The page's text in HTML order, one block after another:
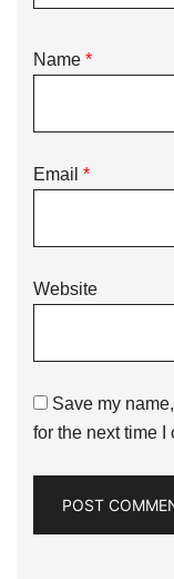
Name *
Email *
Website
Save my
for the next time I